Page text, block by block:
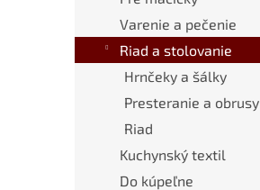
Varenie a pečenie
Riad a stolovanie
Hrnčeky a šálky
Presteranie a obrusy
Riad
Kuchynský textil
Do kúpeľne